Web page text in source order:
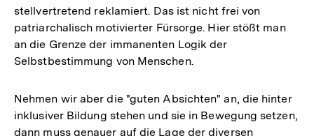
stellvertretend reklamiert. Das ist nicht frei von
patriarchalisch motivierter Fürsorge. Hier stößt man
an die Grenze der immanenten Logik der
Selbstbestimmung von Menschen.
Nehmen wir aber die "guten Absichten" an, die hinter
inklusiver Bildung stehen und sie in Bewegung setzen,
dann muss genauer auf die Lage der diversen